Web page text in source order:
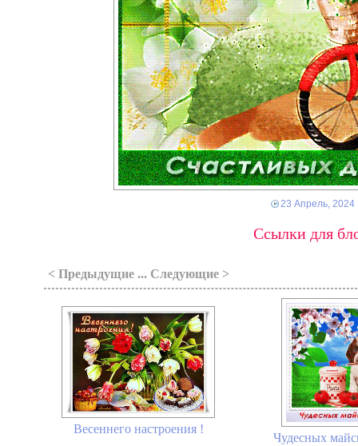
23 Апрель, 2024
Ссылки для
< Предыдущие ... Следующие >
Весеннего настроения !
Чудесных